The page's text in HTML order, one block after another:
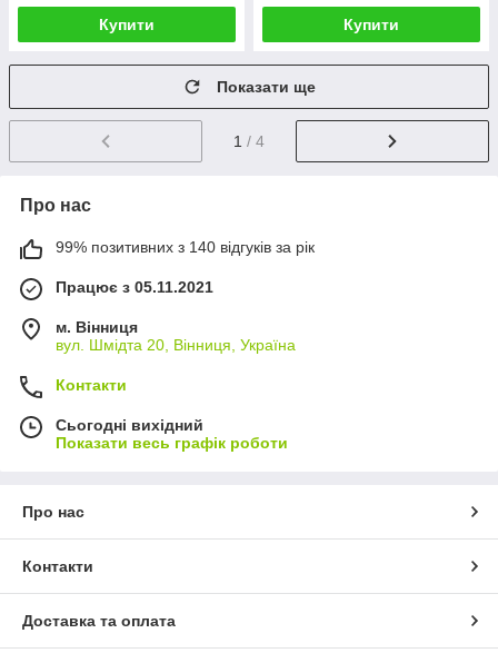
Купити Купити
Показати ще
1 / 4
Про нас
99% позитивних з 140 відгуків за рік
Працює з 05.11.2021
м. Вінниця
вул. Шмідта 20, Вінниця, Україна
Контакти
Сьогодні вихідний
Показати весь графік роботи
Про нас
Контакти
Доставка та оплата